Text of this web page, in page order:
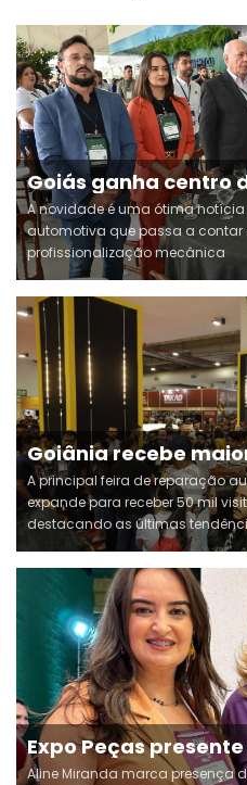
Goiás ganha centro
agroindústria
A novidade é uma ótima
automotiva que passa a
profissionalização mecânica
Goiânia recebe
do Centro-Oeste
A principal feira de reparação
expande para receber 50 mil
destacando as últimas
Expo Peças
Mulher de Negócios
Aline Miranda marca presença